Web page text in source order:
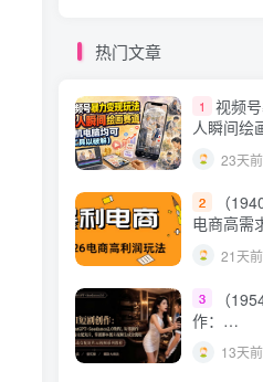
个人超
+图片】
热门文章
1
视频
人瞬间绘
均可
23天前
2
（
电商高需
可做，
21天前
3
（
作：
程，从13天前